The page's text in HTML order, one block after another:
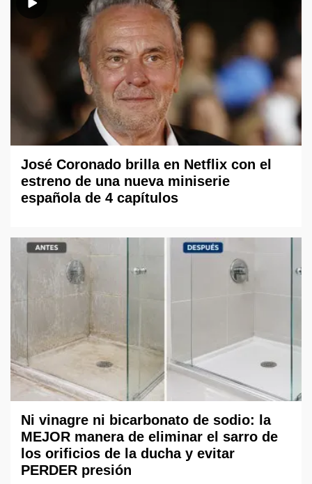
José Coronado brilla en Netflix con el
estreno de una nueva miniserie
española de 4 capítulos
Ni vinagre ni bicarbonato de sodio: la
MEJOR manera de eliminar el sarro de
los orificios de la ducha y evitar
PERDER presión